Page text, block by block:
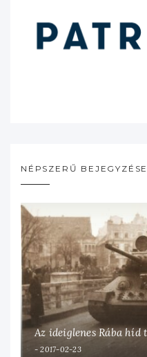
NÉPSZERŰ
Az ideiglenes Rába híd
2017-02-23